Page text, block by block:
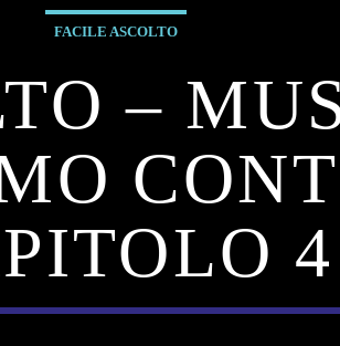
FACILE ASCOLTO
–
4